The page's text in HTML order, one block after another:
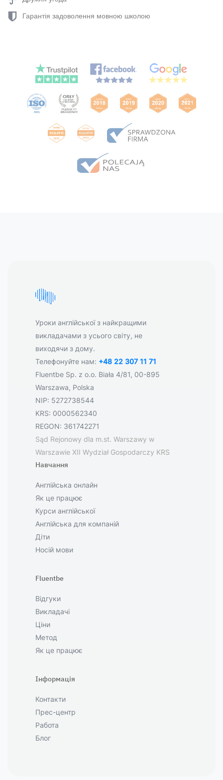
Гарантія задоволення мовною школою
Уроки англійської з найкращими
викладачами з усього світу, не
виходячи з дому.
Телефонуйте нам: +48 22 307 11 71
Fluentbe Sp. z o.o. Biała 4/81, 00-895
Warszawa, Polska
NIP: 5272738544
KRS: 0000562340
REGON: 361742271
Sąd Rejonowy dla m.st. Warszawy w
Warszawie XII Wydział Gospodarczy KRS
Навчання
Англійська онлайн
Як це працює
Курси англійської
Англійська для компаній
Діти
Носій мови
Fluentbe
Відгуки
Викладачі
Ціни
Метод
Як це працює
Інформація
Контакти
Прес-центр
Работа
Блог